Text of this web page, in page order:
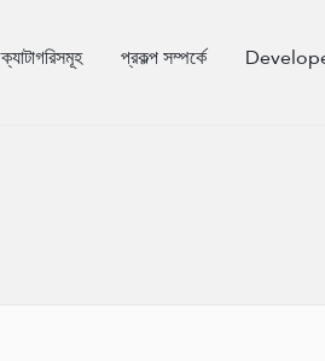
ক্যাটাগরিসমূহ প্রকল্প সম্পর্কে